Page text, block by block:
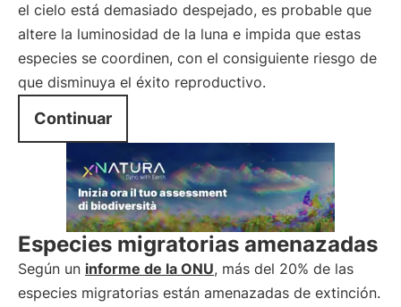
el cielo está demasiado despejado, es probable que
altere la luminosidad de la luna e impida que estas
especies se coordinen, con el consiguiente riesgo de
que disminuya el éxito reproductivo.
Continuar
Especies migratorias amenazadas
Según un informe de la ONU, más del 20% de las
especies migratorias están amenazadas de extinción.